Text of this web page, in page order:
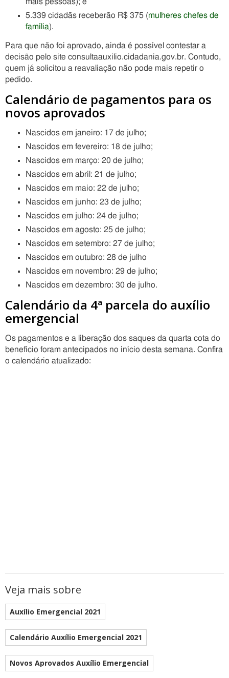
5.339 cidadãs receberão R$ 375 (mulheres chefes de
família).
Para que não foi aprovado, ainda é possível contestar a
decisão pelo site consultaauxilio.cidadania.gov.br. Contudo,
quem já solicitou a reavaliação não pode mais repetir o
pedido.
Calendário de pagamentos para os
novos aprovados
Nascidos em janeiro: 17 de julho;
Nascidos em fevereiro: 18 de julho;
Nascidos em março: 20 de julho;
Nascidos em abril: 21 de julho;
Nascidos em maio: 22 de julho;
Nascidos em junho: 23 de julho;
Nascidos em julho: 24 de julho;
Nascidos em agosto: 25 de julho;
Nascidos em setembro: 27 de julho;
Nascidos em outubro: 28 de julho
Nascidos em novembro: 29 de julho;
Nascidos em dezembro: 30 de julho.
Calendário da 4ª parcela do auxílio
emergencial
Os pagamentos e a liberação dos saques da quarta cota do
benefício foram antecipados no início desta semana. Confira
o calendário atualizado:
Veja mais sobre
Auxílio Emergencial 2021
Calendário Auxílio Emergencial 2021
Novos Aprovados Auxílio Emergencial